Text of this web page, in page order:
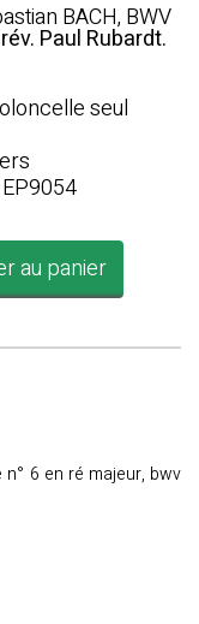
BACH, BWV
rév. Paul Rubardt.
seul
au panier
6 en ré majeur, bwv